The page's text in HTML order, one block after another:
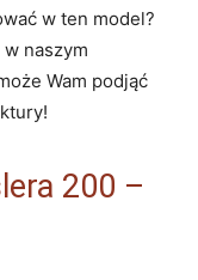
w ten model?
naszym
Wam podjąć
200 –